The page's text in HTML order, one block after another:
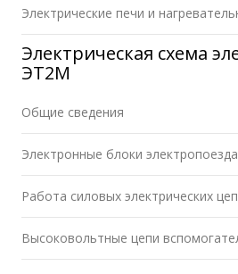
Электрические печи и
Электрическая схема
ЭТ2М
Общие сведения
Электронные блоки
Работа силовых электрических
Высоковольтные цепи